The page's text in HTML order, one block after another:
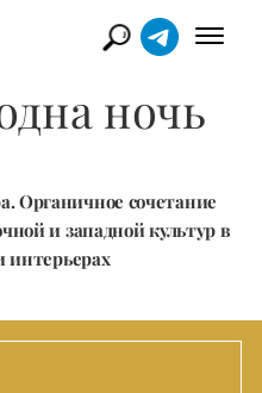
ночь
Органичное сочетание
и западной культур в
интерьерах